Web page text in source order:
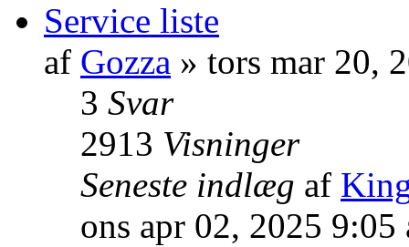
Service liste
af Gozza » tors mar 20,
3 Svar
2913 Visninger
Seneste indlæg af
ons apr 02, 2025 9:05